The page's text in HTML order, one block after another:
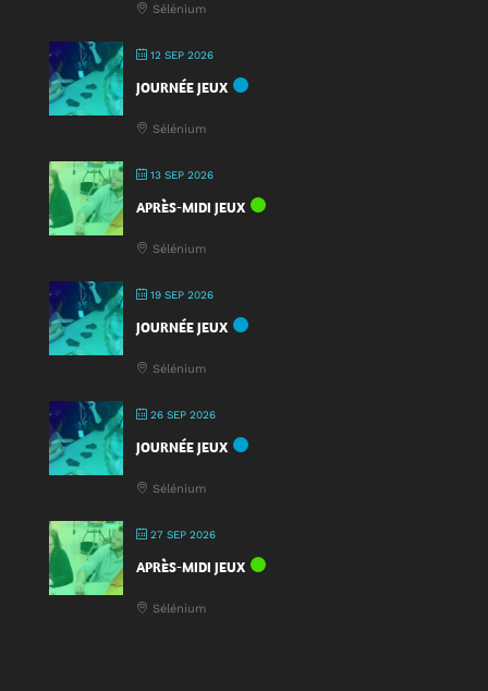
Sélénium
12 SEP 2026
JOURNÉE JEUX
Sélénium
13 SEP 2026
APRÈS-MIDI JEUX
Sélénium
19 SEP 2026
JOURNÉE JEUX
Sélénium
26 SEP 2026
JOURNÉE JEUX
Sélénium
27 SEP 2026
APRÈS-MIDI JEUX
Sélénium